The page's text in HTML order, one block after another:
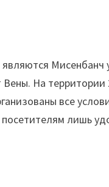
Мисенбанч
На территории
все
лишь